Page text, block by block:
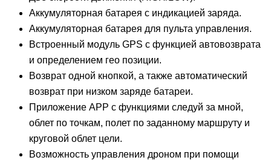
Аккумуляторная батарея с индикацией заряда.
Аккумуляторная батарея для пульта управления.
Встроенный модуль GPS с функцией автовозврата
и определением гео позиции.
Возврат одной кнопкой, а также автоматический
возврат при низком заряде батареи.
Приложение APP с функциями следуй за мной,
облет по точкам, полет по заданному маршруту и
круговой облет цели.
Возможность управления дроном при помощи